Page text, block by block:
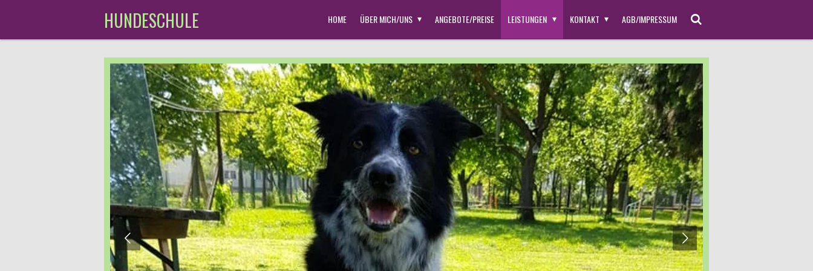
HUNDESCHULE HOME ÜBER MICH/UNS ANGEBOTE/PREISE LEISTUNGEN KONTAKT AGB/IMPRESSUM